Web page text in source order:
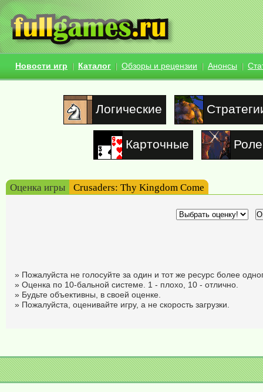
Новости игр Каталог Обзоры и рецензии Анонсы
Логические
Карточные
Оценка игры Crusaders: Thy Kingdom Come
» Пожалуйста не голосуйте за один и тот же ресурс более
» Оценка по 10-бальной системе. 1 - плохо, 10 - отлично.
» Будьте объективны, в своей оценке.
» Пожалуйста, оценивайте игру, а не скорость загрузки.